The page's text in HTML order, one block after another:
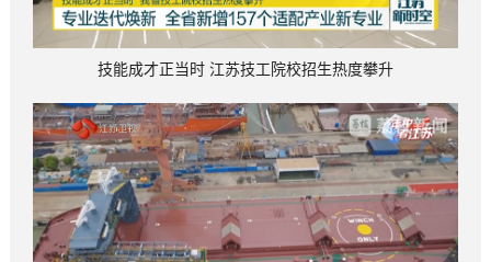
技能成才正当时 江苏技工院校招生热度攀升